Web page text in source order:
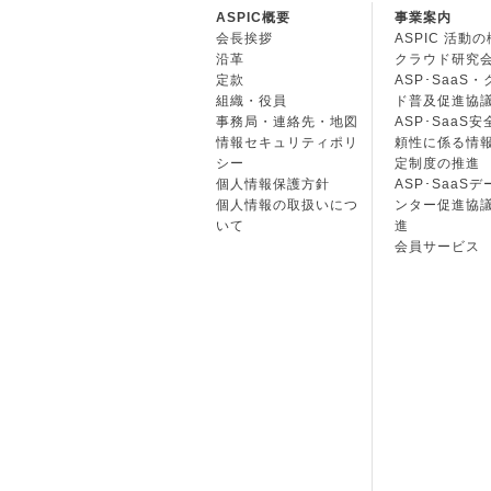
ASPIC概要
会長挨拶
沿革
定款
組織・役員
事務局・連絡先・地図
情報セキュリティポリ
シー
個人情報保護方針
個人情報の取扱いにつ
いて
事業案内
ASPIC 活動の
クラウド研究
ASP･SaaS・
ド普及促進協
ASP･SaaS安
頼性に係る情
定制度の推進
ASP･SaaSデ
ンター促進協
進
会員サービス